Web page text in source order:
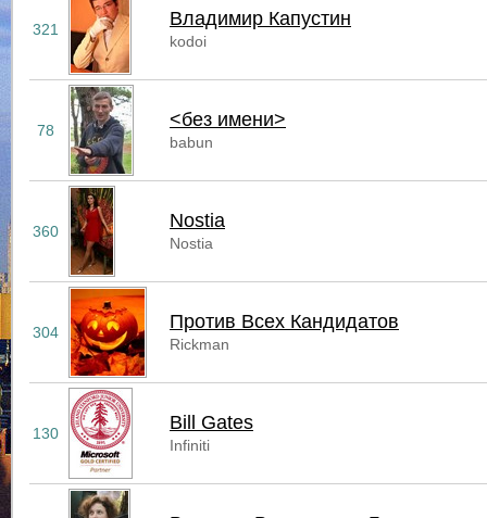
321 Владимир Капустин
kodoi
78 <без имени>
babun
360 Nostia
Nostia
304 Против Всех Кандидатов
Rickman
130 Bill Gates
Infiniti